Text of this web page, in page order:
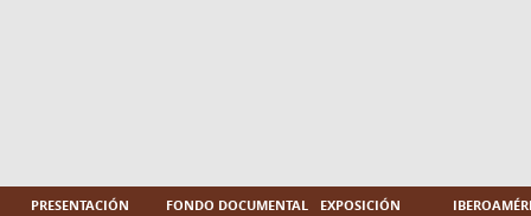
PRESENTACIÓN FONDO DOCUMENTAL EXPOSICIÓN